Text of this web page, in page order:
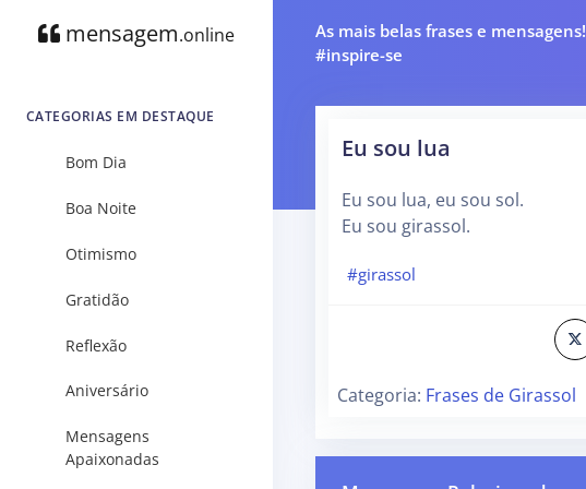
mensagem.online
CATEGORIAS EM DESTAQUE
Bom Dia
Boa Noite
Otimismo
Gratidão
Reflexão
Aniversário
Mensagens
Apaixonadas
As mais belas frases e mensagens!
#inspire-se
Eu sou lua
Eu sou lua, eu sou sol.
Eu sou girassol.
#girassol
Categoria: Frases de Girassol